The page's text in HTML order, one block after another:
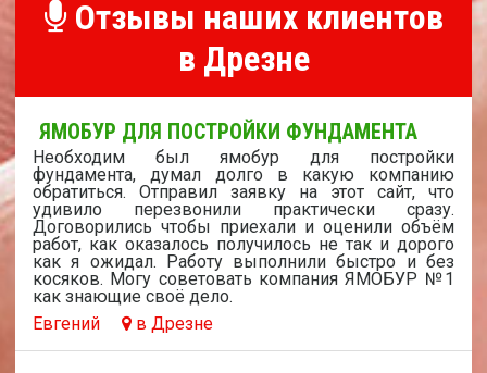
Отзывы наших клиентов
в Дрезне
ЯМОБУР ДЛЯ ПОСТРОЙКИ ФУНДАМЕНТА
Необходим был ямобур для постройки
фундамента, думал долго в какую компанию
обратиться. Отправил заявку на этот сайт, что
удивило перезвонили практически сразу.
Договорились чтобы приехали и оценили объём
работ, как оказалось получилось не так и дорого
как я ожидал. Работу выполнили быстро и без
косяков. Могу советовать компания ЯМОБУР №1
как знающие своё дело.
Евгений
в Дрезне